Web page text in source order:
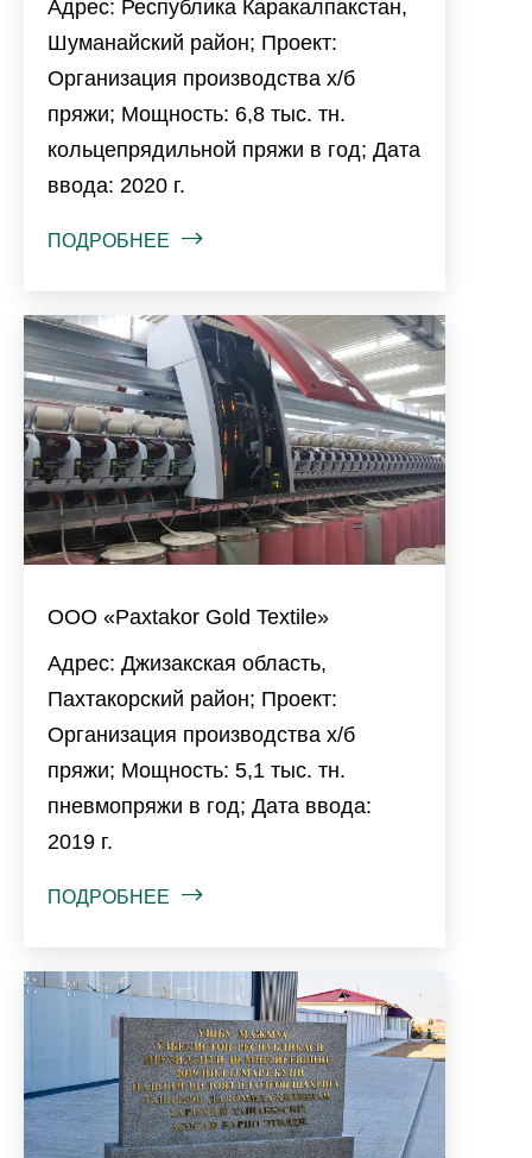
Адрес: Республика Каракалпакстан,
Шуманайский район; Проект:
Организация производства х/б
пряжи; Мощность: 6,8 тыс. тн.
кольцепрядильной пряжи в год; Дата
ввода: 2020 г.
ПОДРОБНЕЕ
ООО «Paxtakor Gold Textile»
Адрес: Джизакская область,
Пахтакорский район; Проект:
Организация производства х/б
пряжи; Мощность: 5,1 тыс. тн.
пневмопряжи в год; Дата ввода:
2019 г.
ПОДРОБНЕЕ